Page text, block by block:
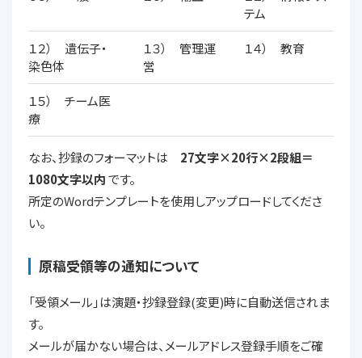
テム
１２） 遺伝子・
染色体
１３） 管理運
営
１４） 教育
１５） チーム医
療
なお、抄録のフォーマットは 27文字×20行×2段組＝
1080文字以内です。
所定のWordテンプレートを使用しアップロードしてくださ
い。
原稿受領等の通知について
「受領メール」は演題・抄録登録(変更)時に自動送信されま
す。
メールが届かない場合は、メールアドレス登録手順をご確